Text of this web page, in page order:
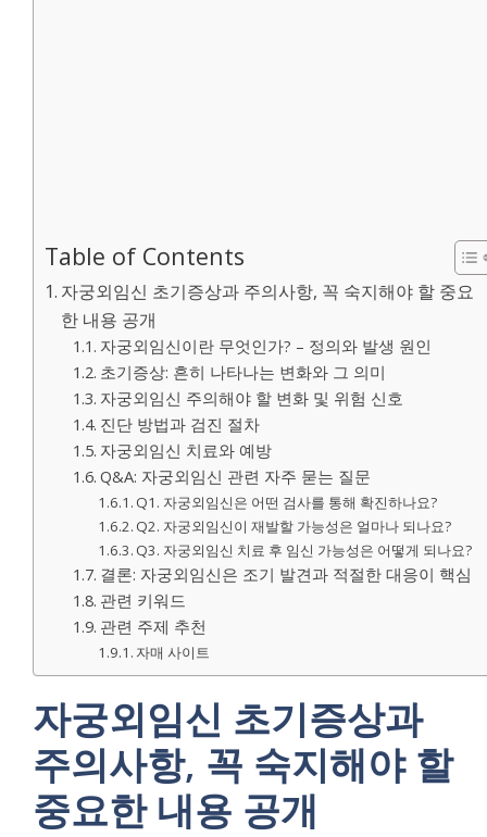
Table of Contents
자궁외임신 초기증상과 주의사항, 꼭 숙지해야 할 중요
한 내용 공개
자궁외임신이란 무엇인가? – 정의와 발생 원인
초기증상: 흔히 나타나는 변화와 그 의미
자궁외임신 주의해야 할 변화 및 위험 신호
진단 방법과 검진 절차
자궁외임신 치료와 예방
Q&A: 자궁외임신 관련 자주 묻는 질문
Q1. 자궁외임신은 어떤 검사를 통해 확진하나요?
Q2. 자궁외임신이 재발할 가능성은 얼마나 되나요?
Q3. 자궁외임신 치료 후 임신 가능성은 어떻게 되나요?
결론: 자궁외임신은 조기 발견과 적절한 대응이 핵심
관련 키워드
관련 주제 추천
자매 사이트
자궁외임신 초기증상과
주의사항, 꼭 숙지해야 할
중요한 내용 공개